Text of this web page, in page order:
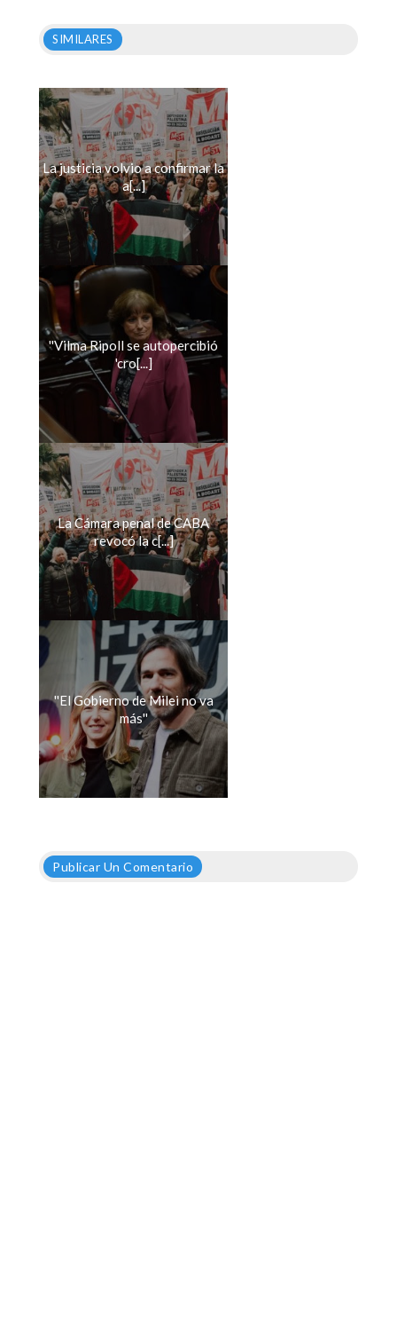
SIMILARES
La justicia volvio a confirmar la
a[...]
''Vilma Ripoll se autopercibió
'cro[...]
La Cámara penal de CABA
revocó la c[...]
''El Gobierno de Milei no va
más''
Publicar Un Comentario